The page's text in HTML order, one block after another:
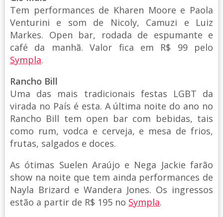
Tem performances de Kharen Moore e Paola
Venturini e som de Nicoly, Camuzi e Luiz
Markes. Open bar, rodada de espumante e
café da manhã. Valor fica em R$ 99 pelo
Sympla.
Rancho Bill
Uma das mais tradicionais festas LGBT da
virada no País é esta. A última noite do ano no
Rancho Bill tem open bar com bebidas, tais
como rum, vodca e cerveja, e mesa de frios,
frutas, salgados e doces.
As ótimas Suelen Araújo e Nega Jackie farão
show na noite que tem ainda performances de
Nayla Brizard e Wandera Jones. Os ingressos
estão a partir de R$ 195 no Sympla.